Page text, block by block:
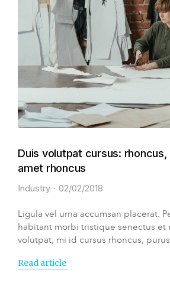
Duis volutpat cursus: rhoncus,
amet rhoncus
Industry 02/02/2018
Ligula vel urna accumsan placerat.
habitant morbi tristique senectus et
volutpat, mi id cursus rhoncus,
Read article